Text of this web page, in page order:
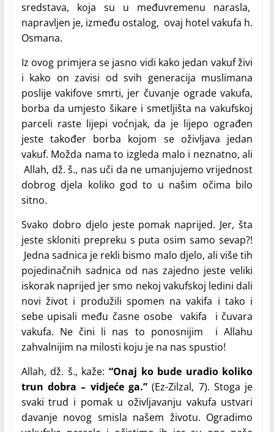
sredstava, koja su u međuvremenu narasla,
napravljen je, između ostalog, ovaj hotel vakufa h.
Osmana.
Iz ovog primjera se jasno vidi kako jedan vakuf živi
i kako on zavisi od svih generacija muslimana
poslije vakifove smrti, jer čuvanje ograde vakufa,
borba da umjesto šikare i smetljišta na vakufskoj
parceli raste lijepi voćnjak, da je lijepo ograđen
jeste također borba kojom se oživljava jedan
vakuf. Možda nama to izgleda malo i neznatno, ali
Allah, dž. š., nas uči da ne umanjujemo vrijednost
dobrog djela koliko god to u našim očima bilo
sitno.
Svako dobro djelo jeste pomak naprijed. Jer, šta
jeste skloniti prepreku s puta osim samo sevap?!
Jedna sadnica je rekli bismo malo djelo, ali više tih
pojedinačnih sadnica od nas zajedno jeste veliki
iskorak naprijed jer smo nekoj vakufskoj ledini dali
novi život i produžili spomen na vakifa i tako i
sebe upisali među časne osobe vakifa i čuvara
vakufa. Ne čini li nas to ponosnijim i Allahu
zahvalnijim na milosti koju je na nas spustio!
Allah, dž. š., kaže: “Onaj ko bude uradio koliko
trun dobra – vidjeće ga.”(Ez-Zilzal, 7). Stoga je
svaki trud i pomak u oživljavanju vakufa ustvari
davanje novog smisla našem životu. Ogradimo